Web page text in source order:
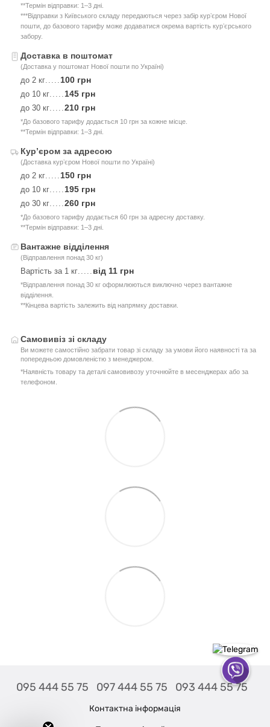
**Термін відправки: 1–3 дні.
***Відправки з Київського складу передаються через забір курʼєром Нової
пошти, до базового тарифу може додаватися окрема вартість курʼєрського
забору.
Доставка в поштомат
(Доставка у поштомат Нової пошти по Україні)
до 2 кг..... 100 грн
до 10 кг..... 145 грн
до 30 кг.....210 грн
*До базового тарифу додається 10 грн за кожне місце.
**Термін відправки: 1–3 дні.
Курʼєром за адресою
(Доставка курʼєром Нової пошти по Україні)
до 2 кг..... 150 грн
до 10 кг..... 195 грн
до 30 кг.....260 грн
*До базового тарифу додається 60 грн за адресну доставку.
**Термін відправки: 1–3 дні.
Вантажне відділення
(Відправлення понад 30 кг)
Вартість за 1 кг..... від 11 грн
*Відправлення понад 30 кг оформлюються виключно через вантажне
відділення.
**Кінцева вартість залежить від напрямку доставки.
Самовивіз зі складу
Ви можете самостійно забрати товар зі складу за умови його наявності та за
попередньою домовленістю з менеджером.
*Наявність товару та деталі самовивозу уточнюйте в месенджерах або за
телефоном.
095 444 55 75 097 444 55 75 093 444 55 75
Контактна інформація